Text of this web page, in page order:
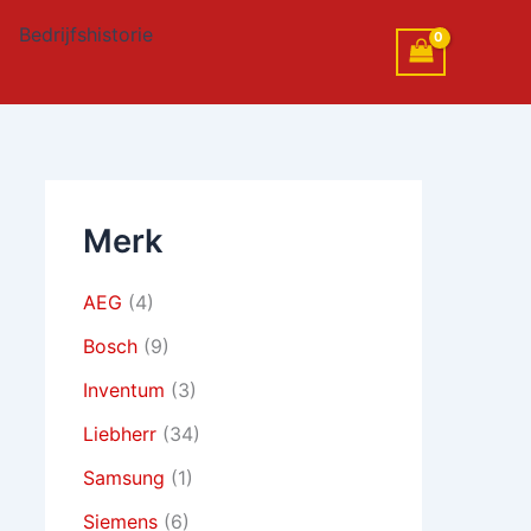
Bedrijfshistorie
Merk
AEG (4)
Bosch (9)
Inventum (3)
Liebherr (34)
Samsung (1)
Siemens (6)